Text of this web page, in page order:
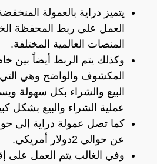
يتميز دراية بالعمولة
العمل على ربط المحفظة
المنصات العالمية المختلفة.
وكذلك يتم الربط أيضاً بين
المكشوف والواضح وهي
البيع والشراء بكل سهولة
عملية الشراء والبيع بشكل
عن حوالي 2دولار أمريكي.
وفي الغالب يتم العمل على